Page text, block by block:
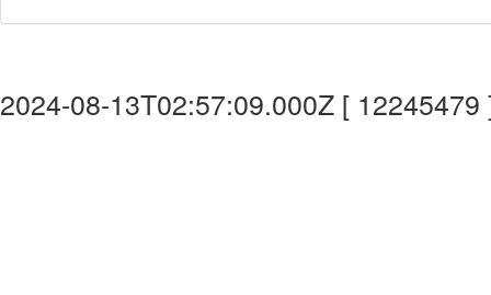
2024-08-13T02:57:09.000Z [ 12245479